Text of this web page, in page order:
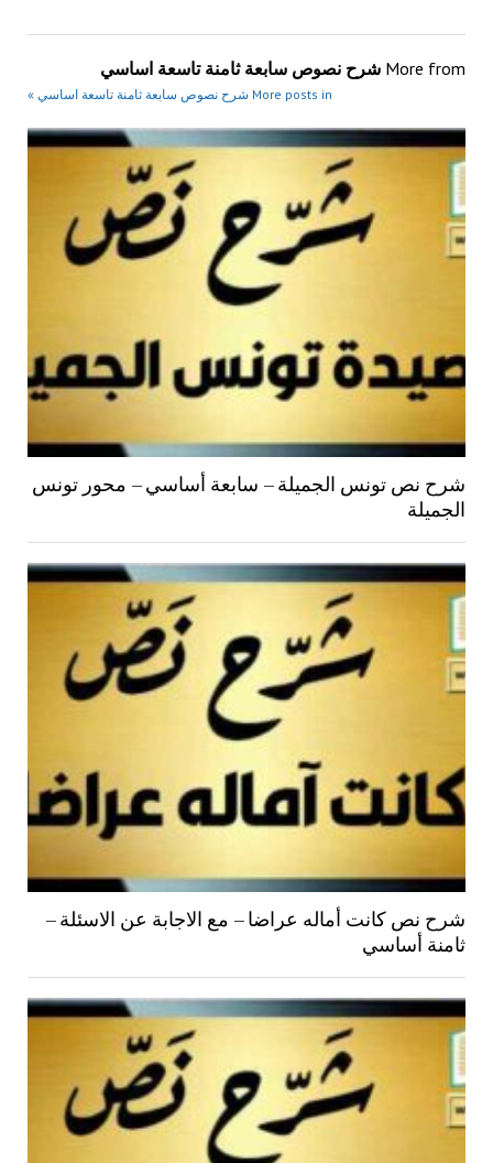
More from شرح نصوص سابعة ثامنة تاسعة اساسي
More posts in شرح نصوص سابعة ثامنة تاسعة اساسي »
شرح نص تونس الجميلة – سابعة أساسي – محور تونس
الجميلة
شرح نص كانت أماله عراضا – مع الاجابة عن الاسئلة –
ثامنة أساسي